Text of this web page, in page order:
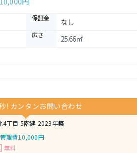
保証金 なし
広さ 25.66㎡
! カンタンお問い合わせ
4丁目 5階建 2023年築
管理費10,000円
無料